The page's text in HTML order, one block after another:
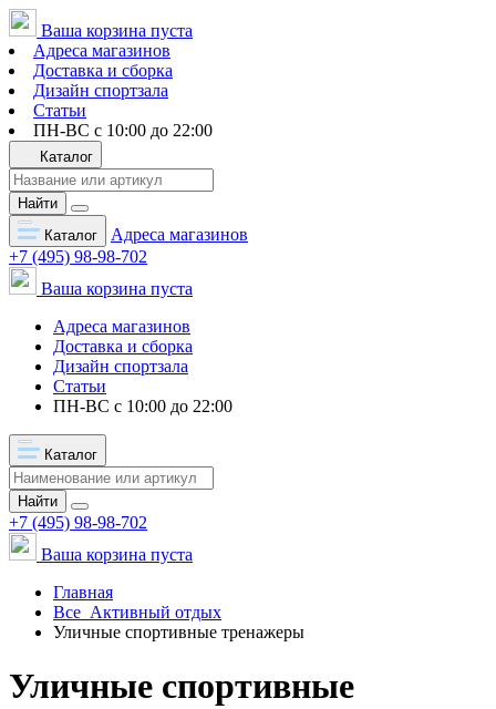
Ваша корзина пуста
Адреса магазинов
Доставка и сборка
Дизайн спортзала
Статьи
ПН-ВС с 10:00 до 22:00
Каталог
Найти
Каталог
Адреса магазинов
+7 (495) 98-98-702
Ваша корзина пуста
Адреса магазинов
Доставка и сборка
Дизайн спортзала
Статьи
ПН-ВС с 10:00 до 22:00
Каталог
Найти
+7 (495) 98-98-702
Ваша корзина пуста
Главная
Все Активный отдых
Уличные спортивные тренажеры
Уличные спортивные